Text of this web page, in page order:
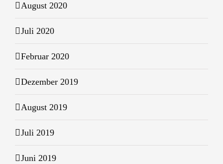
August 2020
Juli 2020
Februar 2020
Dezember 2019
August 2019
Juli 2019
Juni 2019